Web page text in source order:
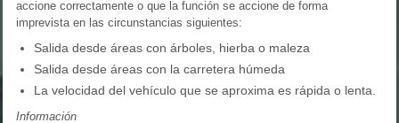
accione correctamente o que la función se accione de forma
imprevista en las circunstancias siguientes:
Salida desde áreas con árboles, hierba o maleza
Salida desde áreas con la carretera húmeda
La velocidad del vehículo que se aproxima es rápida o lenta.
Información